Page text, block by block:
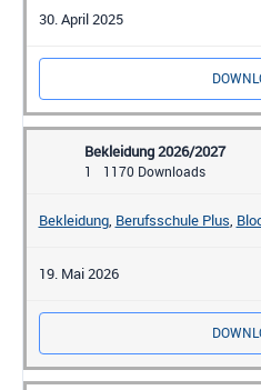
30. April 2025
Bekleidung 2026/2027
1 1170 Downloads
Bekleidung, Berufsschule Plus,
19. Mai 2026